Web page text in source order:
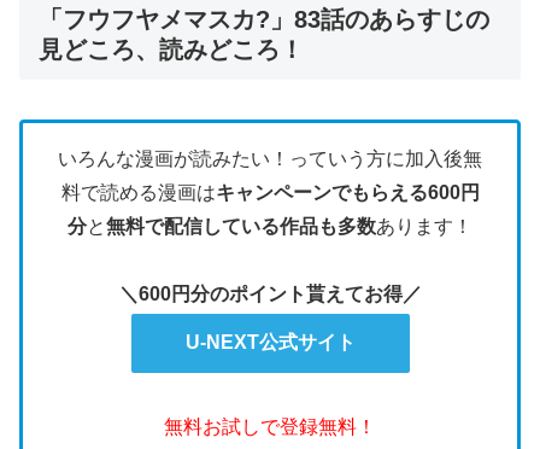
「フウフヤメマスカ?」83話のあらすじの
見どころ、読みどころ！
いろんな漫画が読みたい！っていう方に加入後無
料で読める漫画はキャンペーンでもらえる600円
分と無料で配信している作品も多数あります！
＼600円分のポイント貰えてお得／
U-NEXT公式サイト
無料お試しで登録無料！